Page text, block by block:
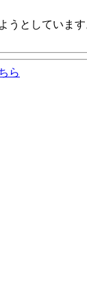
うとしていま
ら